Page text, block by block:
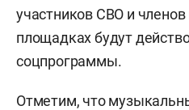
участников СВО и
площадках будут
соцпрограммы.
Отметим, что